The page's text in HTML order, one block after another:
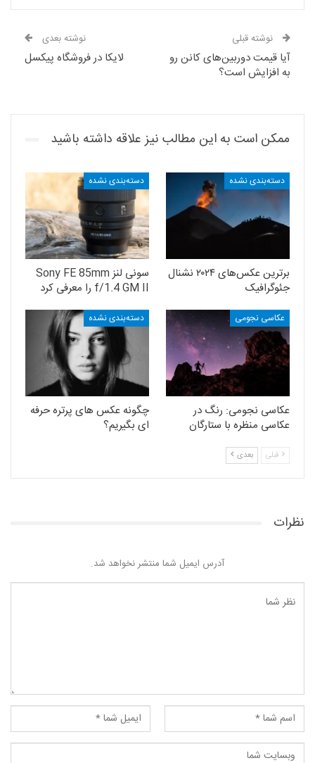
نوشته قبلی
آیا قیمت دوربین‌های کانن رو
به افزایش است؟
نوشته بعدی
لایکا در فروشگاه پیکسل
ممکن است به این مطالب نیز علاقه داشته باشید
دسته‌بندی نشده
برترین عکس‌های ۲۰۲۴ نشنال
جئوگرافیک
دسته‌بندی نشده
سونی لنز Sony FE 85mm
f/1.4 GM II را معرفی کرد
عکاسی نجومی
عکاسی نجومی: رنگ در
عکاسی منظره با ستارگان
دسته‌بندی نشده
چگونه عکس های پرتره حرفه
ای بگیریم؟
قبلی بعدی
نظرات
آدرس ایمیل شما منتشر نخواهد شد.